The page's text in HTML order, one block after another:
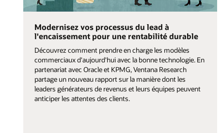
Modernisez vos processus du lead à
l'encaissement pour une rentabilité durable
Découvrez comment prendre en charge les modèles
commerciaux d'aujourd'hui avec la bonne technologie. En
partenariat avec Oracle et KPMG, Ventana Research
partage un nouveau rapport sur la manière dont les
leaders générateurs de revenus et leurs équipes peuvent
anticiper les attentes des clients.